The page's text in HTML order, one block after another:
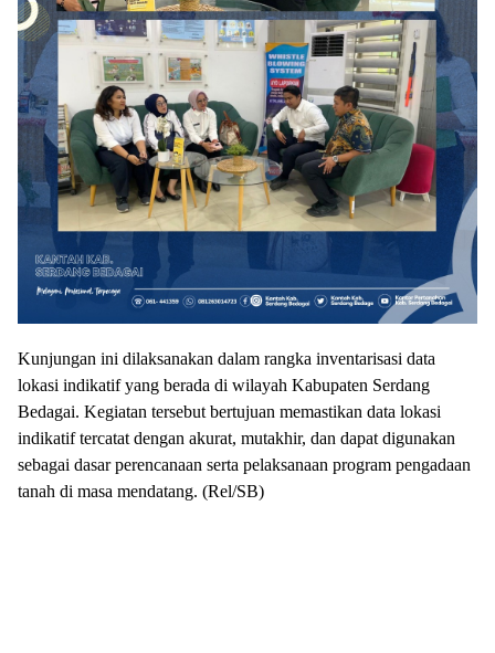
Kunjungan ini dilaksanakan dalam rangka inventarisasi data
lokasi indikatif yang berada di wilayah Kabupaten Serdang
Bedagai. Kegiatan tersebut bertujuan memastikan data lokasi
indikatif tercatat dengan akurat, mutakhir, dan dapat digunakan
sebagai dasar perencanaan serta pelaksanaan program pengadaan
tanah di masa mendatang. (Rel/SB)